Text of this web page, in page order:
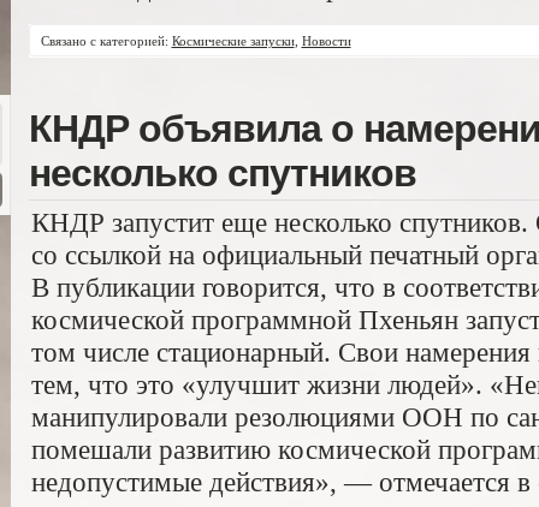
Связано с категорией: Космические запуски, Новости
КНДР объявила о
несколько спутников
КНДР запустит еще несколько
со ссылкой на официальный печатный
В публикации говорится, что в
космической программной Пхеньян
том числе стационарный. Свои
тем, что это «улучшит жизни людей».
манипулировали резолюциями ООН по
помешали развитию космической
недопустимые действия», — отмечается